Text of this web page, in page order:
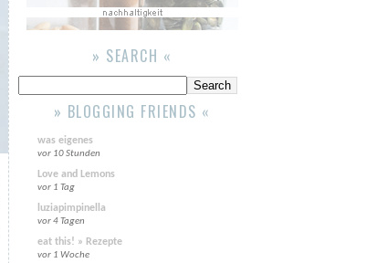
» SEARCH «
» BLOGGING FRIENDS «
was eigenes
vor 10 Stunden
Love and Lemons
vor 1 Tag
luziapimpinella
vor 4 Tagen
eat this! » Rezepte
vor 1 Woche